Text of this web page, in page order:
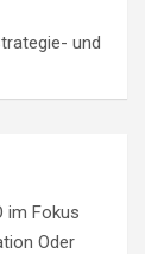
und
im Fokus
Oder